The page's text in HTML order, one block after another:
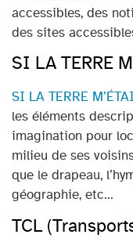
accessibles, des
des sites
SI LA TERRE
SI LA TERRE
les éléments
imagination pour
milieu de ses
que le drapeau,
géographie, etc…
TCL